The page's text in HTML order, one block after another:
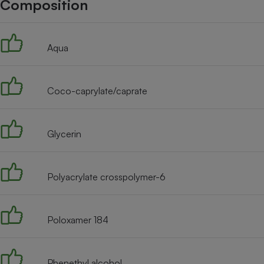
Composition
Aqua
Coco-caprylate/caprate
Glycerin
Polyacrylate crosspolymer-6
Poloxamer 184